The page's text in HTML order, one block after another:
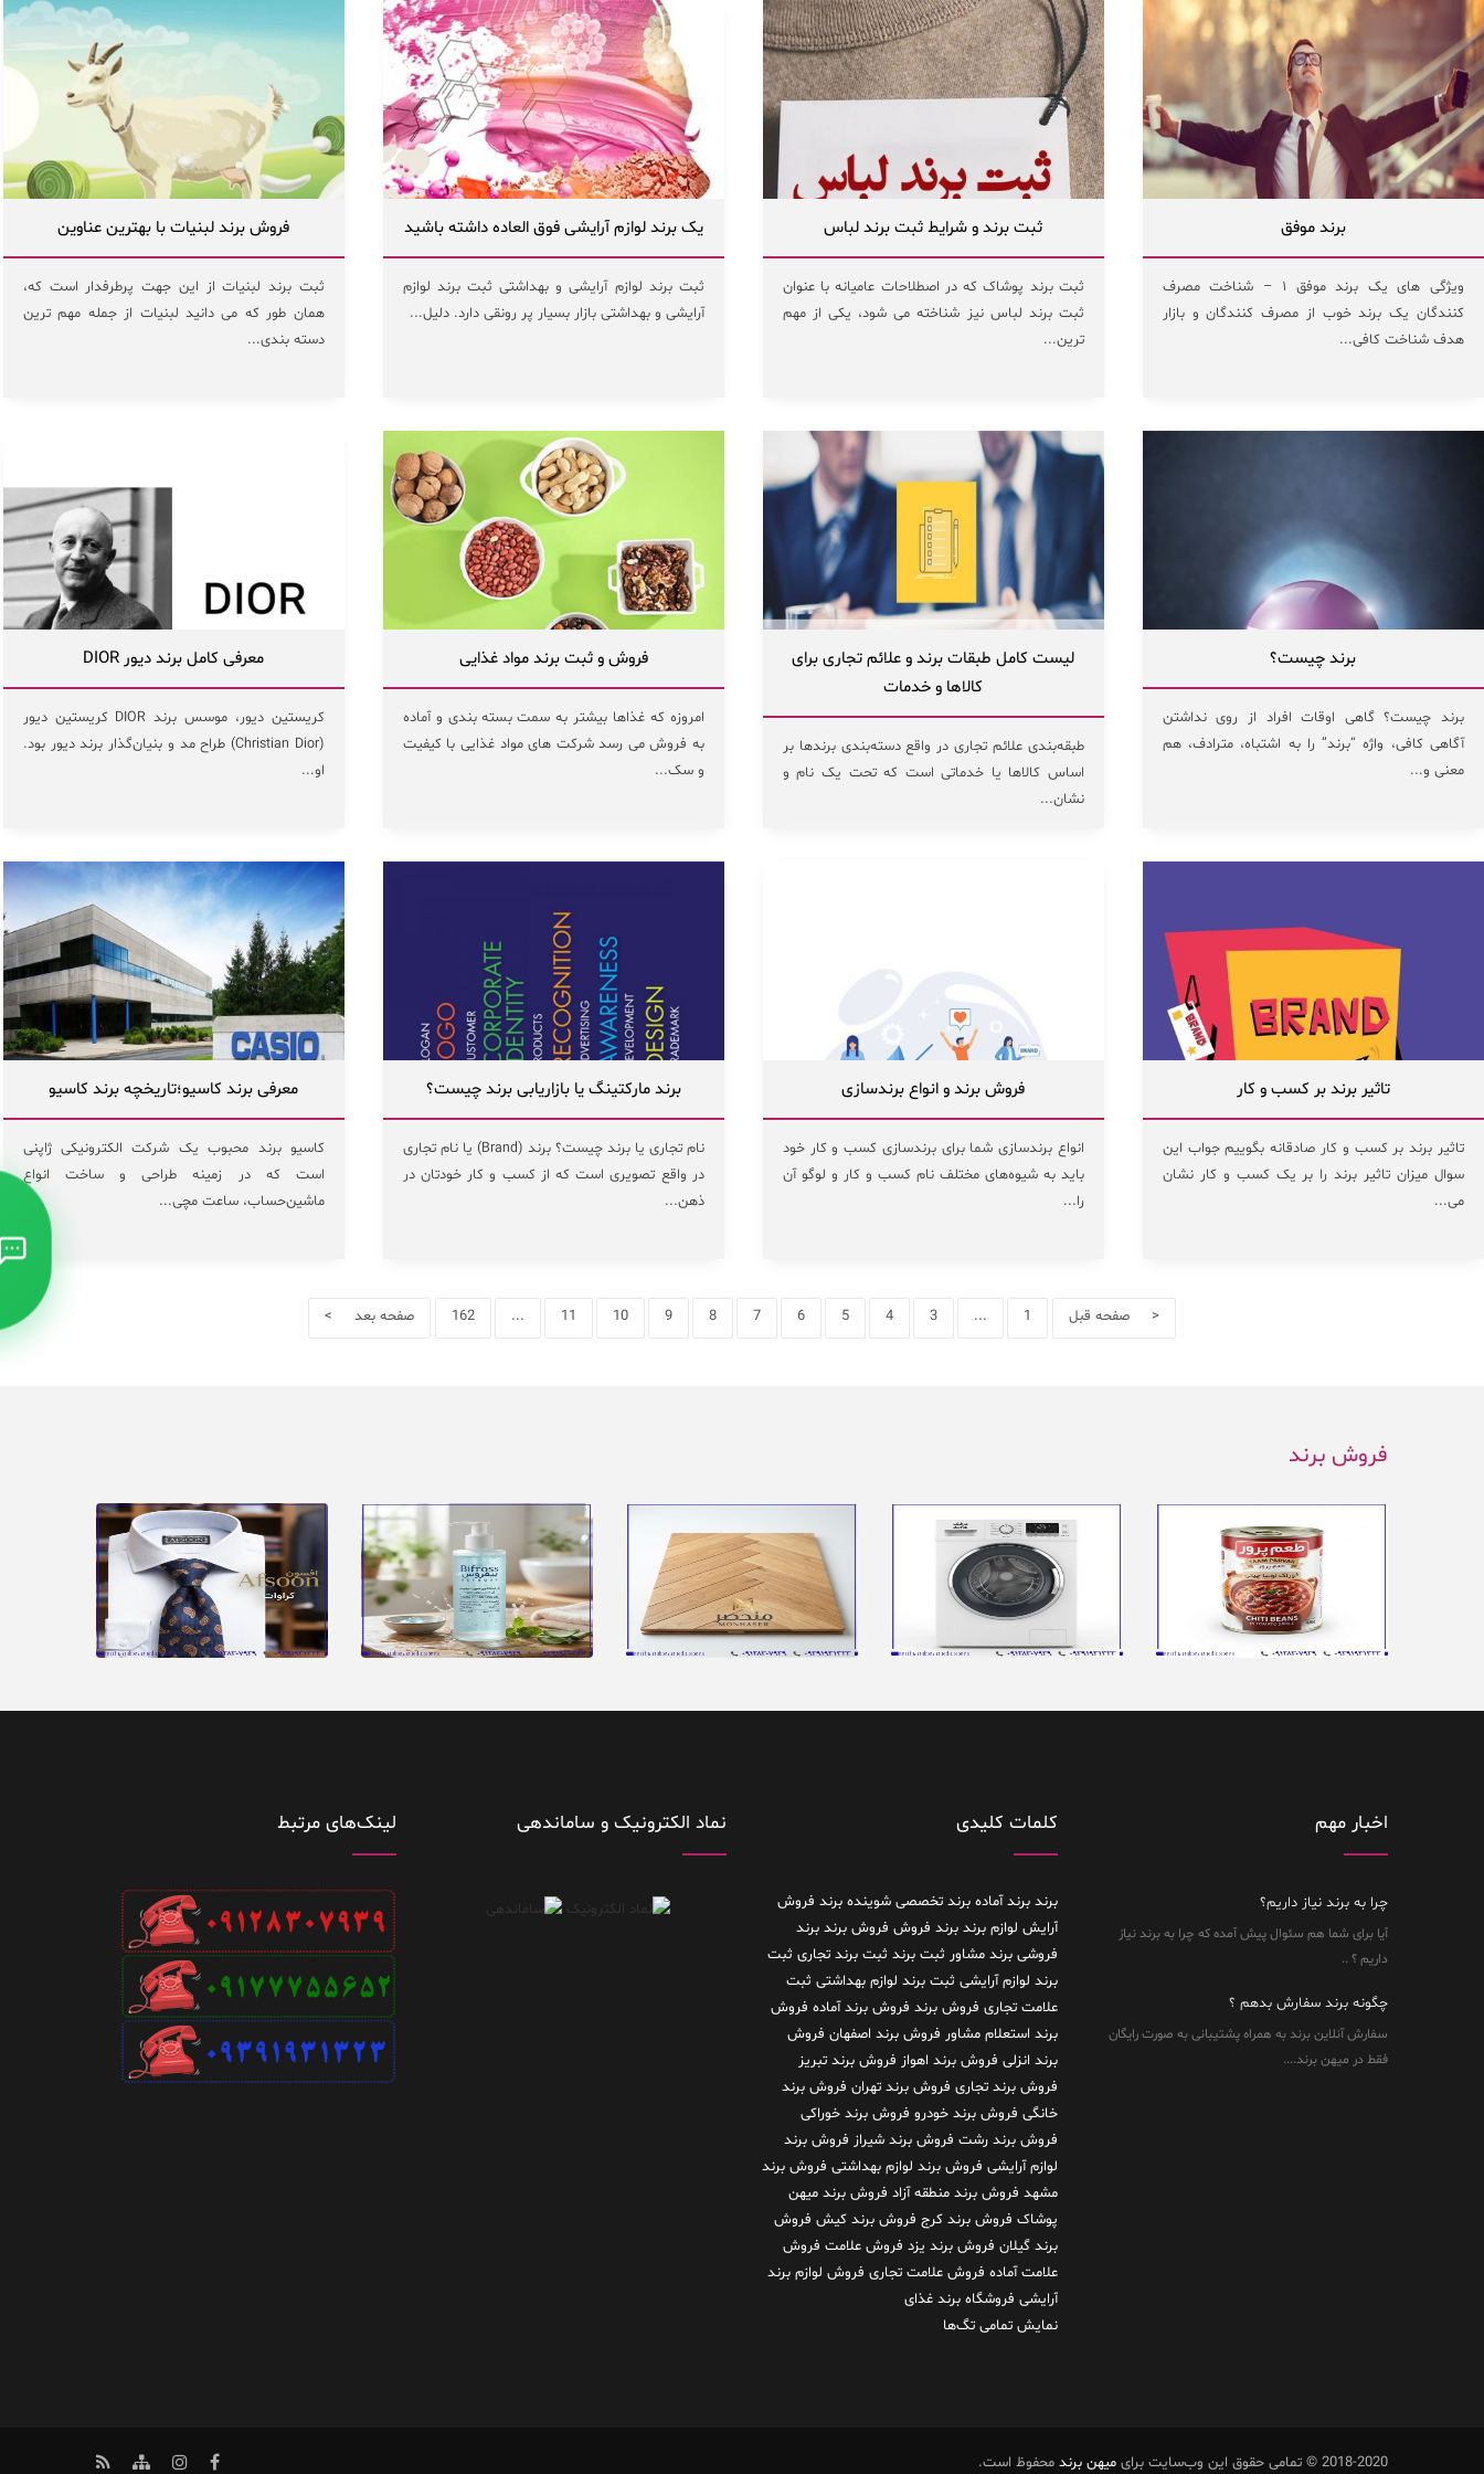
برند موفق
ویژگی های یک برند موفق ۱ – شناخت مصرف
کنندگان یک برند خوب از مصرف کنندگان و بازار
هدف شناخت کافی...
ثبت برند و شرایط ثبت برند لباس
ثبت برند پوشاک که در اصطلاحات عامیانه با عنوان
ثبت برند لباس نیز شناخته می شود، یکی از مهم
ترین...
یک برند لوازم آرایشی فوق العاده داشته باشید
ثبت برند لوازم آرایشی و بهداشتی ثبت برند لوازم
آرایشی و بهداشتی بازار بسیار پر رونقی دارد. دلیل...
فروش برند لبنیات با بهترین عناوین
ثبت برند لبنیات از این جهت پرطرفدار است که،
همان طور که می دانید لبنیات از جمله مهم ترین
دسته بندی...
برند چیست؟
برند چیست؟ گاهی اوقات افراد از روی نداشتن
آگاهی کافی، واژه “برند” را به اشتباه، مترادف، هم
معنی و...
لیست کامل طبقات برند و علائم تجاری برای
کالاها و خدمات
طبقه‌بندی علائم تجاری در واقع دسته‌بندی برندها بر
اساس کالاها یا خدماتی است که تحت یک نام و
نشان...
فروش و ثبت برند مواد غذایی
امروزه که غذاها بیشتر به سمت بسته بندی و آماده
به فروش می رسد شرکت های مواد غذایی با کیفیت
و سک...
معرفی کامل برند دیور DIOR
کریستین دیور، موسس برند DIOR کریستین دیور
(Christian Dior) طراح مد و بنیان‌گذار برند دیور بود.
او...
تاثیر برند بر کسب و کار
تاثیر برند بر کسب و کار صادقانه بگوییم جواب این
سوال میزان تاثیر برند را بر یک کسب و کار نشان
می...
فروش برند و انواع برندسازی
انواع برندسازی شما برای برندسازی کسب و کار خود
باید به شیوه‌های مختلف نام کسب و کار و لوگو آن
را...
برند مارکتینگ یا بازاریابی برند چیست؟
نام تجاری یا برند چیست؟ برند (Brand) یا نام تجاری
در واقع تصویری است که از کسب و کار خودتان در
ذهن...
معرفی برند کاسیو؛تاریخچه برند کاسیو
کاسیو برند محبوب یک شرکت الکترونیکی ژاپنی
است که در زمینه طراحی و ساخت انواع
ماشین‌حساب، ساعت مچی...
< صفحه قبل 1
...
3
4
5
6
7
8
9
10
11
...
162 صفحه بعد >
فروش برند
اخبار مهم
چرا به برند نیاز داریم؟
آیا برای شما هم سئوال پیش آمده که چرا به برند نیاز
داریم ؟ ..
چگونه برند سفارش بدهم ؟
سفارش آنلاین برند به همراه پشتیبانی به صورت رایگان
فقط در میهن برند....
کلمات کلیدی
برند برند آماده برند تخصصی شوینده برند فروش
آرایش لوازم برند برند فروش فروش برند برند
فروشی برند مشاور ثبت برند ثبت برند تجاری ثبت
برند لوازم آرایشی ثبت برند لوازم بهداشتی ثبت
علامت تجاری فروش برند فروش برند آماده فروش
برند استعلام مشاور فروش برند اصفهان فروش
برند انزلی فروش برند اهواز فروش برند تبریز
فروش برند تجاری فروش برند تهران فروش برند
خانگی فروش برند خودرو فروش برند خوراکی
فروش برند رشت فروش برند شیراز فروش برند
لوازم آرایشی فروش برند لوازم بهداشتی فروش برند
مشهد فروش برند منطقه آزاد فروش برند میهن
پوشاک فروش برند کرج فروش برند کیش فروش
برند گیلان فروش برند یزد فروش علامت فروش
علامت آماده فروش علامت تجاری فروش لوازم برند
آرایشی فروشگاه برند غذای
نمایش تمامی تگ‌ها
نماد الکترونیک و ساماندهی لینک‌های مرتبط
2018-2020 © تمامی حقوق این وب‌سایت برای میهن برند محفوظ است.